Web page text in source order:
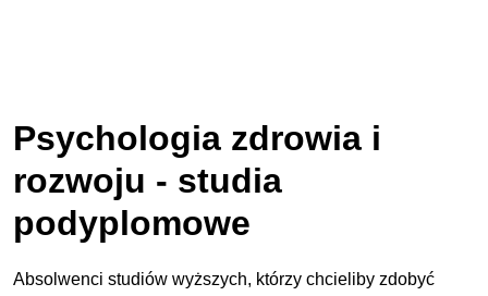
Psychologia zdrowia i
rozwoju - studia
podyplomowe
Absolwenci studiów wyższych, którzy chcieliby zdobyć